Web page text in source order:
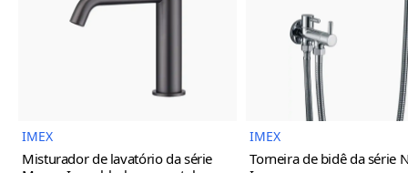
IMEX
Misturador de lavatório da série
IMEX
Torneira de bidê da série